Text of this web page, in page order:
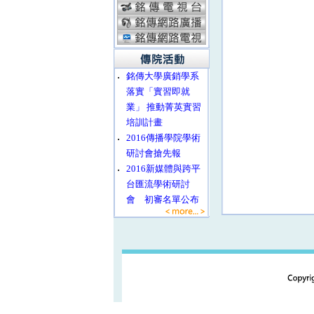
‧
銘傳大學廣銷學系
落實「實習即就
業」 推動菁英實習
培訓計畫
‧
2016傳播學院學術
研討會搶先報
‧
2016新媒體與跨平
台匯流學術研討
會 初審名單公布